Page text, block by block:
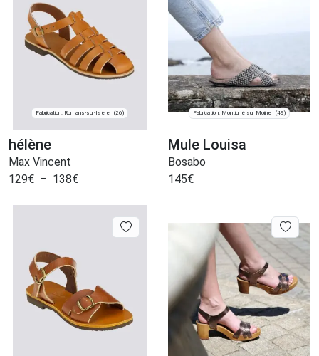
Fabrication: Romans-sur-Isère (26)
hélène
Max Vincent
129€ – 138€
Fabrication: Montigné sur Moine (49)
Mule Louisa
Bosabo
145€